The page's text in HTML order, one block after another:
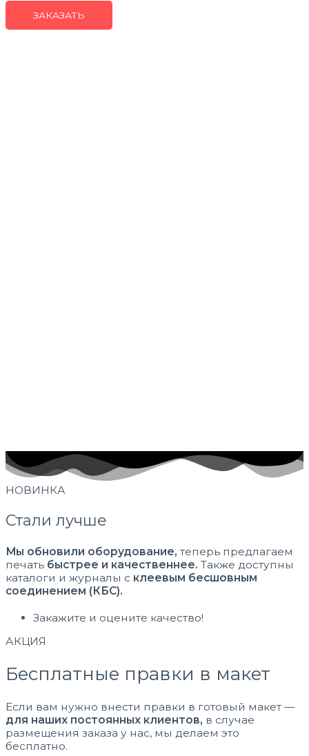
ЗАКАЗАТЬ
НОВИНКА
Стали лучше
Мы обновили оборудование, теперь предлагаем
печать быстрее и качественнее. Также доступны
каталоги и журналы с клеевым бесшовным
соединением (КБС).
Закажите и оцените качество!
АКЦИЯ
Бесплатные правки в макет
Если вам нужно внести правки в готовый макет —
для наших постоянных клиентов, в случае
размещения заказа у нас, мы делаем это
бесплатно.